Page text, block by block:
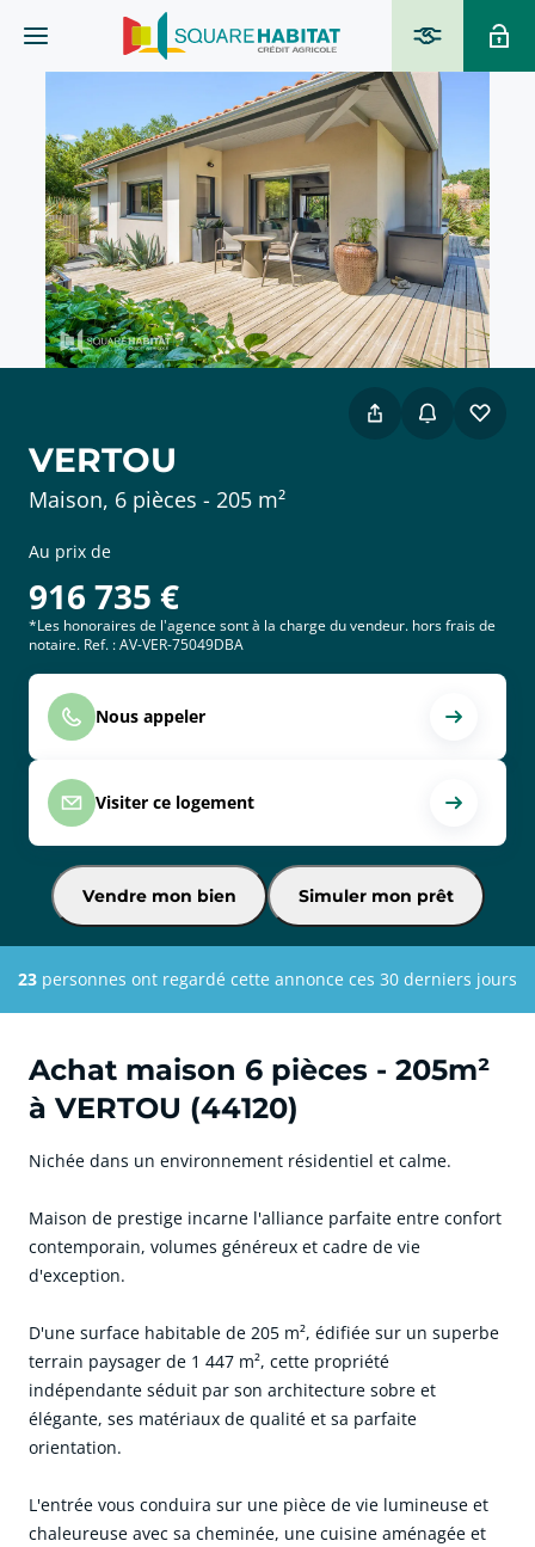
Achat maison 6 pièces - 205m²
à VERTOU (44120)
Nichée dans un environnement résidentiel et calme.
Maison de prestige incarne l'alliance parfaite entre confort
contemporain, volumes généreux et cadre de vie
d'exception.
D'une surface habitable de 205 m², édifiée sur un superbe
terrain paysager de 1 447 m², cette propriété
indépendante séduit par son architecture sobre et
élégante, ses matériaux de qualité et sa parfaite
orientation.
L'entrée vous conduira sur une pièce de vie lumineuse et
chaleureuse avec sa cheminée, une cuisine aménagée et
VERTOU
Maison, 6 pièces - 205 m²
Au prix de
916 735 €
*Les honoraires de l'agence sont à la charge du vendeur. hors frais de
notaire. Ref. : AV-VER-75049DBA
Nous appeler
Visiter ce logement
Simuler mon prêt
Vendre mon bien
23 personnes ont regardé cette annonce ces 30 derniers jours